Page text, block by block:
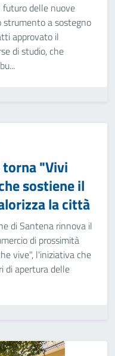
delle nuove
strumento a sostegno
approvato il
di studio, che
torna "Vivi
sostiene il
la città
di Santena rinnova il
di prossimità
vive", l'iniziativa che
di apertura delle